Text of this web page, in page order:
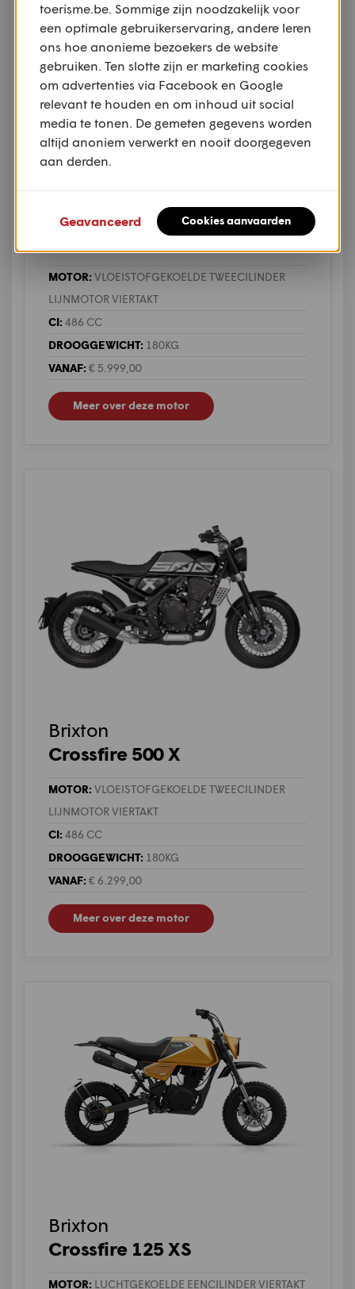
Brixton
Crossfire 500
MOTOR: VLOEISTOFGEKOELDE TWEECILINDER
LIJNMOTOR VIERTAKT
CI: 486 CC
DROOGGEWICHT: 180KG
VANAF: € 5.999,00
Meer over deze motor
Brixton
Crossfire 500 X
MOTOR: VLOEISTOFGEKOELDE TWEECILINDER
LIJNMOTOR VIERTAKT
CI: 486 CC
DROOGGEWICHT: 180KG
VANAF: € 6.299,00
Meer over deze motor
Brixton
Crossfire 125 XS
MOTOR: LUCHTGEKOELDE EENCILINDER VIERTAKT
toerisme.be. Sommige zijn noodzakelijk voor
een optimale gebruikerservaring, andere leren
ons hoe anonieme bezoekers de website
gebruiken. Ten slotte zijn er marketing cookies
om advertenties via Facebook en Google
relevant te houden en om inhoud uit social
media te tonen. De gemeten gegevens worden
altijd anoniem verwerkt en nooit doorgegeven
aan derden.
Geavanceerd Cookies aanvaarden